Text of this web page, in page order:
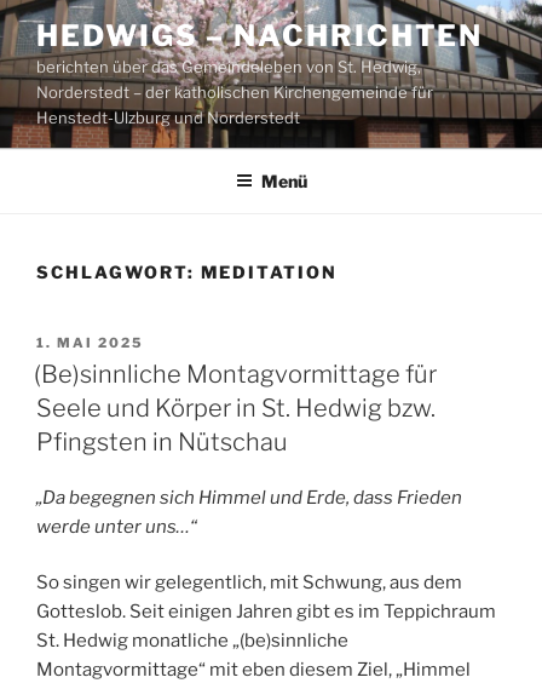
Zum
Inhalt
springen
HEDWIGS – NACHRICHTEN
berichten über das Gemeindeleben von St. Hedwig,
Norderstedt – der katholischen Kirchengemeinde für
Henstedt-Ulzburg und Norderstedt
Menü
SCHLAGWORT: MEDITATION
VERÖFFENTLICHT
AM
1. MAI 2025
(Be)sinnliche Montagvormittage für
Seele und Körper in St. Hedwig bzw.
Pfingsten in Nütschau
„Da begegnen sich Himmel und Erde, dass Frieden
werde unter uns…“
So singen wir gelegentlich, mit Schwung, aus dem
Gotteslob. Seit einigen Jahren gibt es im Teppichraum
St. Hedwig monatliche „(be)sinnliche
Montagvormittage“ mit eben diesem Ziel, „Himmel